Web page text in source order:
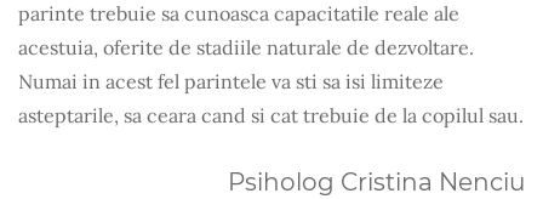
parinte trebuie sa cunoasca capacitatile reale ale
acestuia, oferite de stadiile naturale de dezvoltare.
Numai in acest fel parintele va sti sa isi limiteze
asteptarile, sa ceara cand si cat trebuie de la copilul sau.
Psiholog Cristina Nenciu